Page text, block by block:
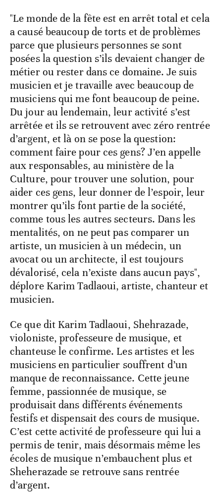
"Le monde de la fête est en arrêt total et cela
a causé beaucoup de torts et de problèmes
parce que plusieurs personnes se sont
posées la question s’ils devaient changer de
métier ou rester dans ce domaine. Je suis
musicien et je travaille avec beaucoup de
musiciens qui me font beaucoup de peine.
Du jour au lendemain, leur activité s’est
arrêtée et ils se retrouvent avec zéro rentrée
d’argent, et là on se pose la question:
comment faire pour ces gens? J’en appelle
aux responsables, au ministère de la
Culture, pour trouver une solution, pour
aider ces gens, leur donner de l’espoir, leur
montrer qu’ils font partie de la société,
comme tous les autres secteurs. Dans les
mentalités, on ne peut pas comparer un
artiste, un musicien à un médecin, un
avocat ou un architecte, il est toujours
dévalorisé, cela n’existe dans aucun pays",
déplore Karim Tadlaoui, artiste, chanteur et
musicien.
Ce que dit Karim Tadlaoui, Shehrazade,
violoniste, professeure de musique, et
chanteuse le confirme. Les artistes et les
musiciens en particulier souffrent d’un
manque de reconnaissance. Cette jeune
femme, passionnée de musique, se
produisait dans différents événements
festifs et dispensait des cours de musique.
C’est cette activité de professeure qui lui a
permis de tenir, mais désormais même les
écoles de musique n’embauchent plus et
Sheherazade se retrouve sans rentrée
d’argent.